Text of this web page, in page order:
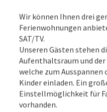
Wir können Ihnen drei
Ferienwohnungen
SAT/TV.
Unseren Gästen stehen
Aufenthaltsraum und
welche zum Ausspannen
Kinder einladen. Ein
Einstellmöglichkeit für
vorhanden.